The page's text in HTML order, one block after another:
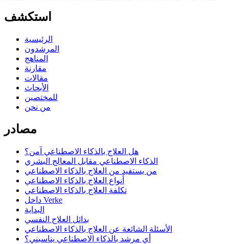
استكشف
الرئيسية
المرشدون
المناهج
مقارنة
مقالات
الأبحاث
للمختصين
من نحن
مصادر
هل العلاج بالذكاء الاصطناعي آمن؟
الذكاء الاصطناعي مقابل المعالج البشري
من يستفيد من العلاج بالذكاء الاصطناعي
أنواع العلاج بالذكاء الاصطناعي
تكلفة العلاج بالذكاء الاصطناعي
داخل Verke
البداية
بدائل العلاج النفسي
الأسئلة الشائعة عن العلاج بالذكاء الاصطناعي
أي مرشد بالذكاء الاصطناعي يناسبني؟